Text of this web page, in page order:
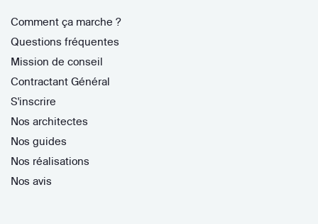
Comment ça marche ?
Questions fréquentes
Mission de conseil
Contractant Général
S'inscrire
Nos architectes
Nos guides
Nos réalisations
Nos avis